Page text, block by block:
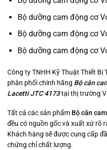
Bộ dưỡng cam động cơ
Bộ dưỡng cam động cơ
Bộ dưỡng cam động cơ
Công ty TNHH Kỹ Thuật Thiết
phân phối chính hãng Bộ cân
Lacetti JTC 4173tại thị trường
Tất cả các sản phẩm Bộ cân
đều có nguồn gốc và xuất xứ rõ
Khách hàng sẽ được cung cấp
chứng chỉ chất lượng.